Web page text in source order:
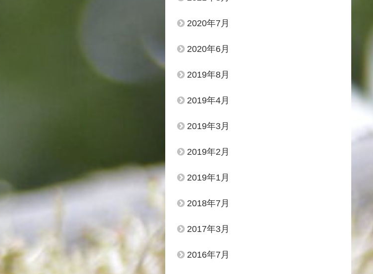
2020年7月
2020年6月
2019年8月
2019年4月
2019年3月
2019年2月
2019年1月
2018年7月
2017年3月
2016年7月